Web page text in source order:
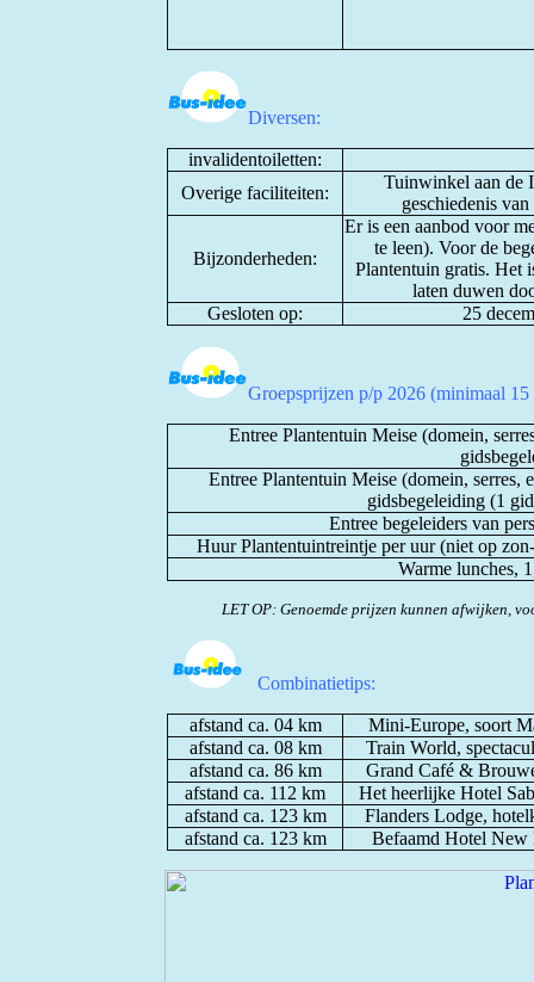
Diversen:
invalidentoiletten:
Overige faciliteiten:
Tuinwinkel aan de
geschiedenis
Bijzonderheden:
Er is een aanbod voor
te leen). Voor de
Plantentuin gratis. Het
laten duwen
Gesloten op:
25
Groepsprijzen p/p 2026 (minimaal
Entree Plantentuin Meise (domein,
Entree Plantentuin Meise (domein, serres,
gidsbegeleiding (1
Entree begeleiders van
Huur Plantentuintreintje per uur (niet op
Warme lunches,
LET OP: Genoemde prijzen kunnen afwijken,
Combinatietips:
afstand ca. 04 km
Mini-Europe, soort
afstand ca. 08 km
Train World,
afstand ca. 86 km
Grand Café &
afstand ca. 112 km
Het heerlijke Hotel
afstand ca. 123 km
Flanders Lodge,
afstand ca. 123 km
Befaamd Hotel New